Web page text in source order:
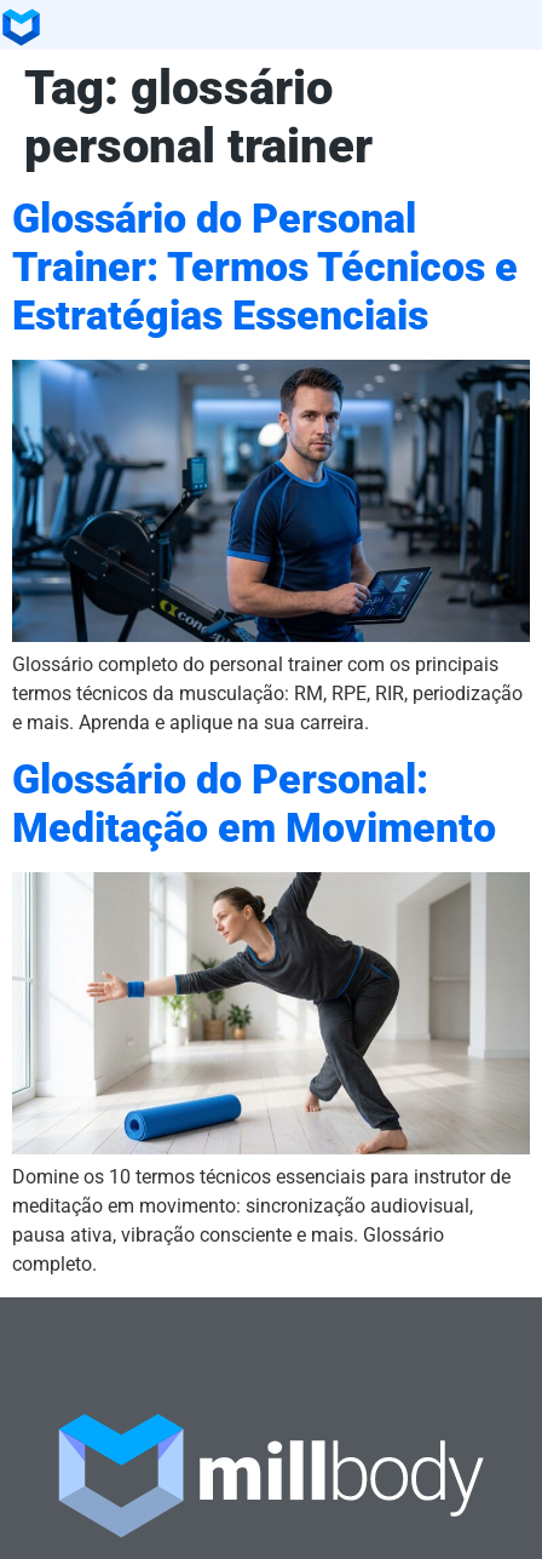
Tag: glossário
personal trainer
Glossário do Personal
Trainer: Termos Técnicos e
Estratégias Essenciais
Glossário completo do personal trainer com os principais
termos técnicos da musculação: RM, RPE, RIR, periodização
e mais. Aprenda e aplique na sua carreira.
Glossário do Personal:
Meditação em Movimento
Domine os 10 termos técnicos essenciais para instrutor de
meditação em movimento: sincronização audiovisual,
pausa ativa, vibração consciente e mais. Glossário
completo.